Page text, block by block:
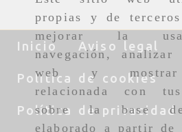
propias y de
mejorar la
navegación,
web y mostrar
relacionada con
sobre la base
elaborado a partir de
Inicio Aviso legal
Política de cookies
Política de privacidad